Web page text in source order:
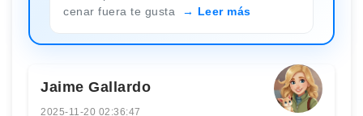
cenar fuera te gusta
Leer más
Jaime Gallardo
2025-11-20 02:36:47